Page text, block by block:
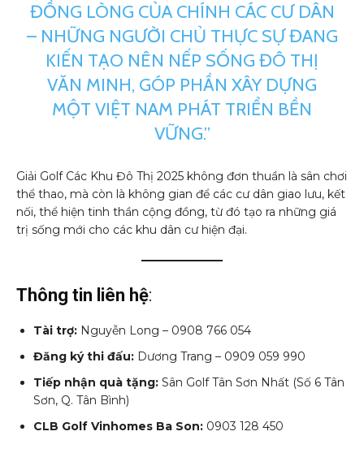
ĐỒNG LÒNG CỦA CHÍNH CÁC CƯ DÂN
– NHỮNG NGƯỜI CHỦ THỰC SỰ ĐANG
KIẾN TẠO NÊN NẾP SỐNG ĐÔ THỊ
VĂN MINH, GÓP PHẦN XÂY DỰNG
MỘT VIỆT NAM PHÁT TRIỂN BỀN
VỮNG.”
Giải Golf Các Khu Đô Thị 2025 không đơn thuần là sân chơi
thể thao, mà còn là không gian để các cư dân giao lưu, kết
nối, thể hiện tinh thần cộng đồng, từ đó tạo ra những giá
trị sống mới cho các khu dân cư hiện đại.
Thông tin liên hệ:
Tài trợ: Nguyễn Long – 0908 766 054
Đăng ký thi đấu: Dương Trang – 0909 059 990
Tiếp nhận quà tặng: Sân Golf Tân Sơn Nhất (Số 6 Tân
Sơn, Q. Tân Bình)
CLB Golf Vinhomes Ba Son: 0903 128 450